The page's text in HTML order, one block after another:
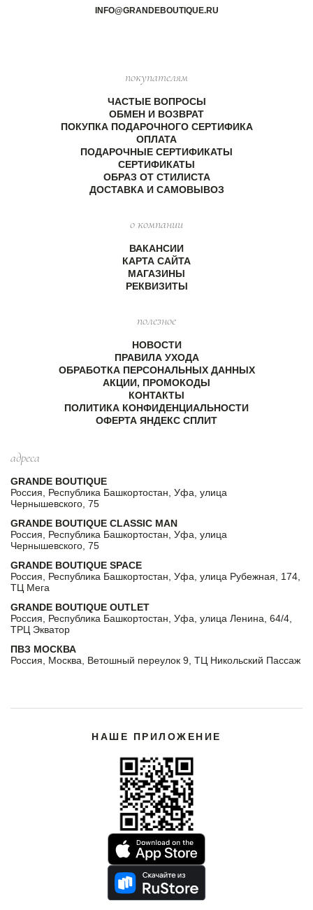
INFO@GRANDEBOUTIQUE.RU
покупателям
ЧАСТЫЕ ВОПРОСЫ
ОБМЕН И ВОЗВРАТ
ПОКУПКА ПОДАРОЧНОГО СЕРТИФИКА
ОПЛАТА
ПОДАРОЧНЫЕ СЕРТИФИКАТЫ
СЕРТИФИКАТЫ
ОБРАЗ ОТ СТИЛИСТА
ДОСТАВКА И САМОВЫВОЗ
о компании
ВАКАНСИИ
КАРТА САЙТА
МАГАЗИНЫ
РЕКВИЗИТЫ
полезное
НОВОСТИ
ПРАВИЛА УХОДА
ОБРАБОТКА ПЕРСОНАЛЬНЫХ ДАННЫХ
АКЦИИ, ПРОМОКОДЫ
КОНТАКТЫ
ПОЛИТИКА КОНФИДЕНЦИАЛЬНОСТИ
ОФЕРТА ЯНДЕКС СПЛИТ
адреса
GRANDE BOUTIQUE
Россия, Республика Башкортостан, Уфа, улица
Чернышевского, 75
GRANDE BOUTIQUE CLASSIC MAN
Россия, Республика Башкортостан, Уфа, улица
Чернышевского, 75
GRANDE BOUTIQUE SPACE
Россия, Республика Башкортостан, Уфа, улица Рубежная, 174,
ТЦ Мега
GRANDE BOUTIQUE OUTLET
Россия, Республика Башкортостан, Уфа, улица Ленина, 64/4,
ТРЦ Экватор
ПВЗ МОСКВА
Россия, Москва, Ветошный переулок 9, ТЦ Никольский Пассаж
НАШЕ ПРИЛОЖЕНИЕ